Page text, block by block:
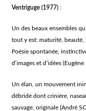
Ventriguge (1977) :
Un des beaux ensembles
tout y est: maturité, beauté,
Poésie spontanée,
d’images et d’idées
Un élan, un mouvement
débridé dont crinière,
sauvage, originale (André